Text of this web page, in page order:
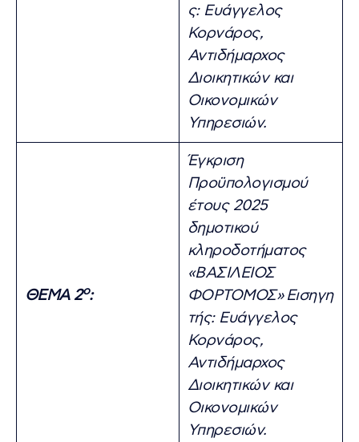
ς: Ευάγγελος
Κορνάρος,
Αντιδήμαρχος
Διοικητικών και
Οικονομικών
Υπηρεσιών.
ΘΕΜΑ 2ο:
Έγκριση
Προϋπολογισμού
έτους 2025
δημοτικού
κληροδοτήματος
«ΒΑΣΙΛΕΙΟΣ
ΦΟΡΤΟΜΟΣ» Εισηγη
τής: Ευάγγελος
Κορνάρος,
Αντιδήμαρχος
Διοικητικών και
Οικονομικών
Υπηρεσιών.